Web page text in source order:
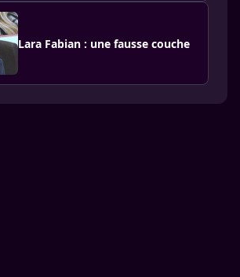
Lara Fabian : une fausse couche